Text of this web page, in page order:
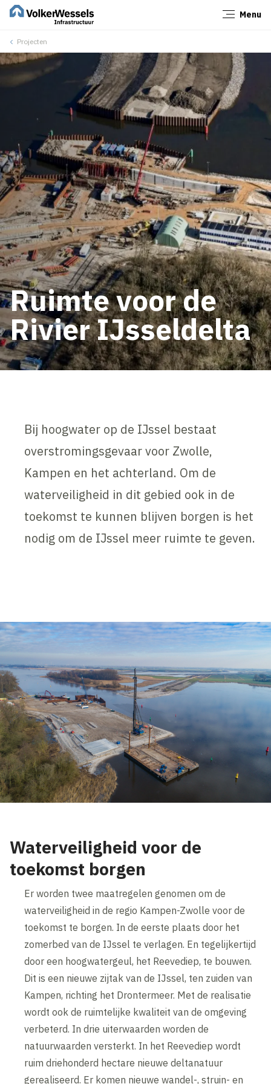
Menu
Projecten
Ruimte voor de
Rivier IJsseldelta
Bij hoogwater op de IJssel bestaat
overstromingsgevaar voor Zwolle,
Kampen en het achterland. Om de
waterveiligheid in dit gebied ook in de
toekomst te kunnen blijven borgen is het
nodig om de IJssel meer ruimte te geven.
Wijzig cookie instellingen
Waterveiligheid voor de
toekomst borgen
Er worden twee maatregelen genomen om de
waterveiligheid in de regio Kampen-Zwolle voor de
toekomst te borgen. In de eerste plaats door het
zomerbed van de IJssel te verlagen. En tegelijkertijd
door een hoogwatergeul, het Reevediep, te bouwen.
Dit is een nieuwe zijtak van de IJssel, ten zuiden van
Kampen, richting het Drontermeer. Met de realisatie
wordt ook de ruimtelijke kwaliteit van de omgeving
verbeterd. In drie uiterwaarden worden de
natuurwaarden versterkt. In het Reevediep wordt
ruim driehonderd hectare nieuwe deltanatuur
gerealiseerd. Er komen nieuwe wandel-, struin- en
Sluiten